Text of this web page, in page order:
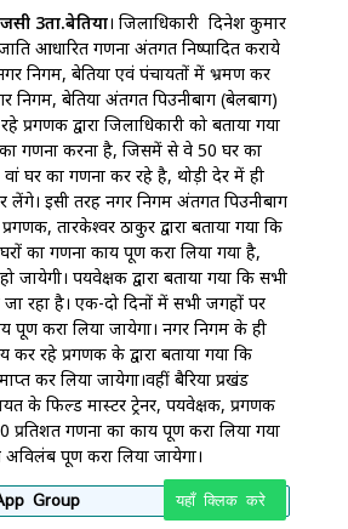
3ता.बेतिया। जिलाधिकारी दिनेश कुमार
आधारित गणना अंतर्गत निष्पादित कराये
निगम, बेतिया एवं पंचायतों में भ्रमण कर
निगम, बेतिया अंतर्गत पिउनीबाग (बेलबाग)
प्रगणक द्वारा जिलाधिकारी को बताया गया
गणना करना है, जिसमें से वे 50 घर का
घर का गणना कर रहे है, थोड़ी देर में ही
लेंगे। इसी तरह नगर निगम अंतर्गत पिउनीबाग
तारकेश्वर ठाकुर द्वारा बताया गया कि
का गणना कार्य पूर्ण करा लिया गया है,
जायेगी। पर्यवेक्षक द्वारा बताया गया कि सभी
जा रहा है। एक-दो दिनों में सभी जगहों पर
पूर्ण करा लिया जायेगा। नगर निगम के ही
कर रहे प्रगणक के द्वारा बताया गया कि
कर लिया जायेगा।वहीं बैरिया प्रखंड
के फिल्ड मास्टर ट्रेनर, पर्यवेक्षक, प्रगणक
प्रतिशत गणना का कार्य पूर्ण करा लिया गया
पूर्ण करा लिया जायेगा।
Group यहाँ क्लिक करे